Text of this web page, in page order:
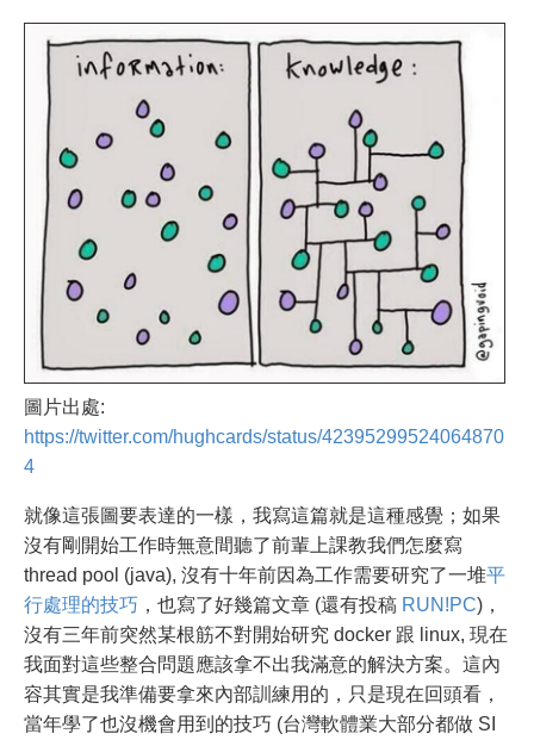
圖片出處:
https://twitter.com/hughcards/status/42395299524064870
4
就像這張圖要表達的一樣，我寫這篇就是這種感覺；如果
沒有剛開始工作時無意間聽了前輩上課教我們怎麼寫
thread pool (java), 沒有十年前因為工作需要研究了一堆平
行處理的技巧 ，也寫了好幾篇文章 (還有投稿 RUN!PC)，
沒有三年前突然某根筋不對開始研究 docker 跟 linux, 現在
我面對這些整合問題應該拿不出我滿意的解決方案。這內
容其實是我準備要拿來內部訓練用的，只是現在回頭看，
當年學了也沒機會用到的技巧 (台灣軟體業大部分都做 SI